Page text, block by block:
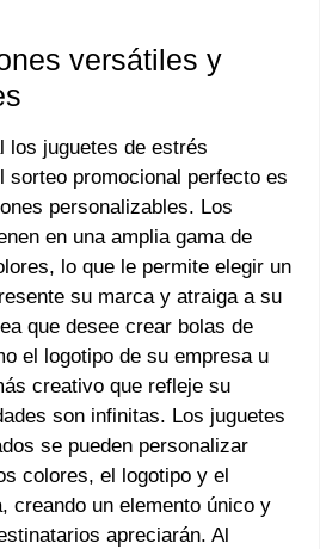
versátiles y
los juguetes de estrés
sorteo promocional perfecto es
personalizables. Los
en una amplia gama de
lo que le permite elegir un
su marca y atraiga a su
que desee crear bolas de
el logotipo de su empresa u
creativo que refleje su
son infinitas. Los juguetes
se pueden personalizar
colores, el logotipo y el
creando un elemento único y
apreciarán. Al